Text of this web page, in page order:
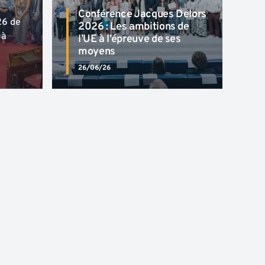
de
Conférence Jacques Delors
2026 : Les ambitions de
l’UE à l’épreuve de ses
moyens
26/06/26